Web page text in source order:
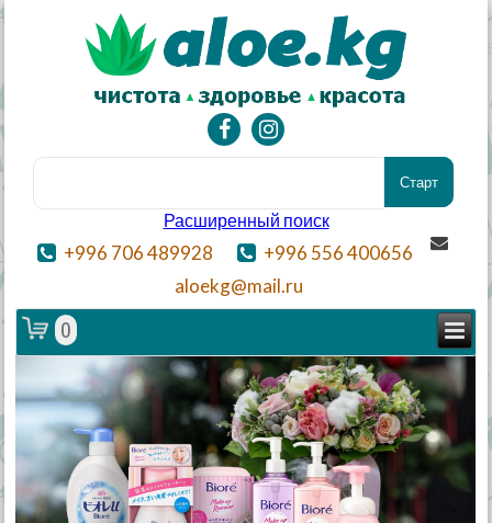
Расширенный поиск
+996 706 489928
+996 556 400656
aloekg@mail.ru
0